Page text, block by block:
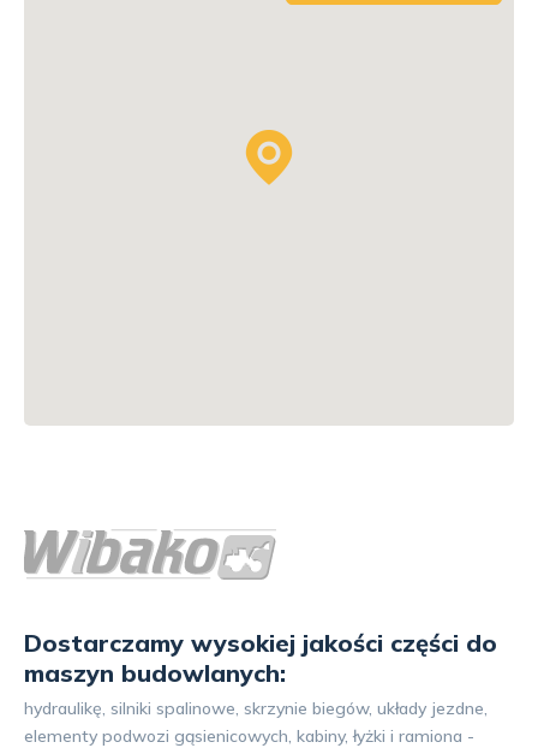
Dostarczamy wysokiej jakości części do
maszyn budowlanych:
hydraulikę, silniki spalinowe, skrzynie biegów, układy jezdne,
elementy podwozi gąsienicowych, kabiny, łyżki i ramiona -